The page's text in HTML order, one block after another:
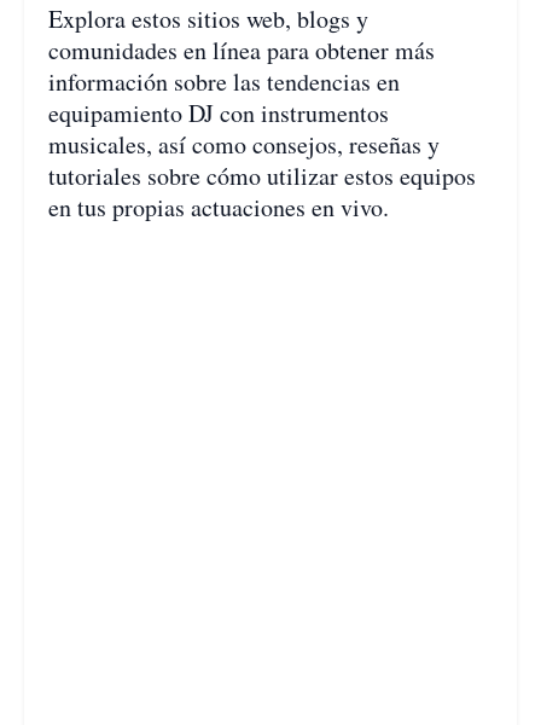
Explora estos sitios web, blogs y
comunidades en línea para obtener más
información sobre las tendencias en
equipamiento DJ con instrumentos
musicales, así como consejos, reseñas y
tutoriales sobre cómo utilizar estos equipos
en tus propias actuaciones en vivo.